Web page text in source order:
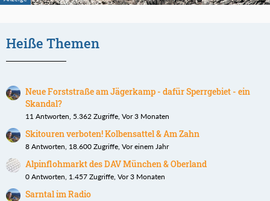
Heiße Themen
Neue Forststraße am Jägerkamp - dafür Sperrgebiet - ein
Skandal?
11 Antworten, 5.362 Zugriffe, Vor 3 Monaten
Skitouren verboten! Kolbensattel & Am Zahn
8 Antworten, 18.600 Zugriffe, Vor einem Jahr
Alpinflohmarkt des DAV München & Oberland
0 Antworten, 1.457 Zugriffe, Vor 3 Monaten
Sarntal im Radio